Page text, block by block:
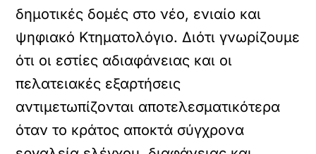
δημοτικές δομές στο νέο, ενιαίο και
ψηφιακό Κτηματολόγιο. Διότι γνωρίζουμε
ότι οι εστίες αδιαφάνειας και οι
πελατειακές εξαρτήσεις
αντιμετωπίζονται αποτελεσματικότερα
όταν το κράτος αποκτά σύγχρονα